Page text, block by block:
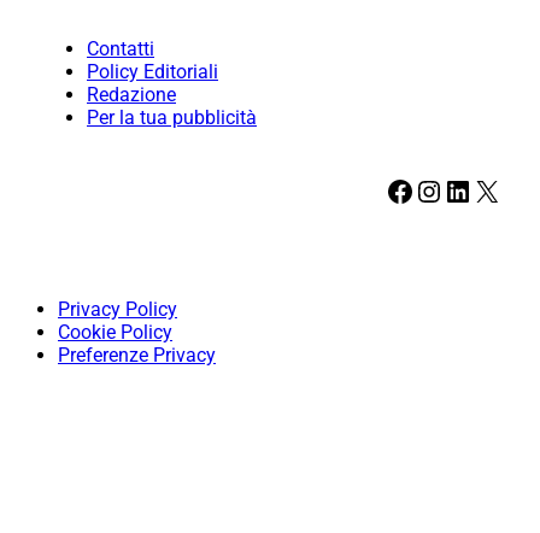
Contatti
Policy Editoriali
Redazione
Per la tua pubblicità
Facebook Instagram LinkedIn X
Privacy Policy
Cookie Policy
Preferenze Privacy